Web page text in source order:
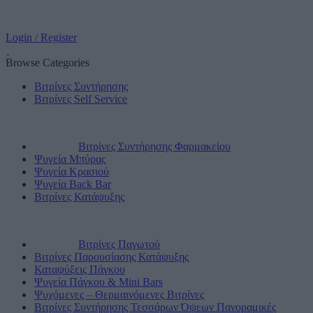
Login / Register
Browse Categories
Βιτρίνες Συντήρησης
Βιτρίνες Self Service
Βιτρίνες Συντήρησης Φαρμακείου
Ψυγεία Μπύρας
Ψυγεία Κρασιού
Ψυγεία Back Bar
Βιτρίνες Κατάψυξης
Βιτρίνες Παγωτού
Βιτρίνες Παρουσίασης Κατάψυξης
Καταψύξεις Πάγκου
Ψυγεία Πάγκου & Mini Bars
Ψυχόμενες – Θερμαινόμενες Βιτρίνες
Βιτρίνες Συντήρησης Τεσσάρων Όψεων Πανοραμικές